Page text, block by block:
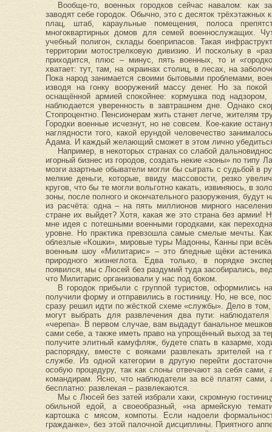
Вообще-то, военных городков сейчас навалом: как
заводят себе городок. Обычно, это с десяток трёхэтажных
плац, штаб, караульные помещения, полоса
многоквартирных домов для семей военнослужащих.
учебный полигон, склады боеприпасов. Такая
территории мотострелковую дивизию. И поскольку в
приходится, плюс – минус, пять военных, то и
хватает: тут, там, на окраинах столиц, в лесах, на
Пока народ занимается своими бытовыми проблемами,
изводя на гонку вооружений массу денег. Но за
оснащённой армией спокойнее: кормушка под надзором,
наблюдается уверенность в завтрашнем дне. Однако
Стопроцентно. Пенсионерам жить станет легче, жителям
Городки военные исчезнут, но не совсем. Кое-какие
наглядности того, какой ерундой человечество
Адама. И каждый желающий сможет в этом лично
Например, в некоторых странах со слабой
игорный бизнес из городов, создать некие «зоны» по типу
мозги азартные обыватели могли бы сыграть с судьбой в
мелкие деньги, которые, ввиду массовости, резко
кругов, что бы те могли вольготно какать, извиняюсь, в
зоны, после полного и окончательного разоружения,
из расчёта: одна – на пять миллионов мирного
стране их выйдет? Хотя, какая же это страна без армии!
мне идея с потешными военными городками, как
уровне. Но практика превзошла самые смелые мечты.
облезлые «Кошки», мировые туры Мадонны, Канны при
военным шоу «Милитарис» – это бледные щёки
природного жизнеглота. Едва только, в порядке
появился, мы с Люсей без раздумий туда засобирались,
что Милитарис организовали у нас под боком.
В городок прибыли с группой туристов, оформились
получили форму и отправились в гостиницу. Но, не все,
сразу решил идти по жёсткой схеме «службы». Дело в том,
могут выбрать для развлечения два пути:
«черепа». В первом случае, вам выдадут банальное
сами себе, а также иметь право на упрощённый выход за
получите элитный камуфляж, будете спать в казарме,
распорядку, вместе с вояками развлекать зрителей на
службе. Из одной категории в другую перейти
особую процедуру, так как слоны отвечают за себя сами,
командирам. Ясно, что наблюдатели за всё платят сами,
бесплатно: развлекая – развлекаются.
Мы с Люсей без затей избрали хаки, скромную
обильной едой, а своеобразный, «на армейскую
картошка с мясом, компоты. Если надоели
гражданке», без этой палочной дисциплины. Приятного